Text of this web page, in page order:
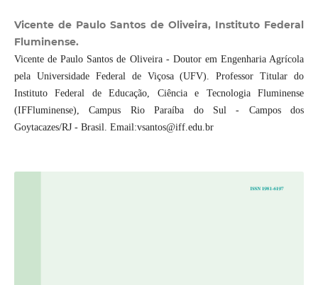
Vicente de Paulo Santos de Oliveira, Instituto Federal
Fluminense.
Vicente de Paulo Santos de Oliveira - Doutor em Engenharia Agrícola
pela Universidade Federal de Viçosa (UFV). Professor Titular do
Instituto Federal de Educação, Ciência e Tecnologia Fluminense
(IFFluminense), Campus Rio Paraíba do Sul - Campos dos
Goytacazes/RJ - Brasil. Email:vsantos@iff.edu.br